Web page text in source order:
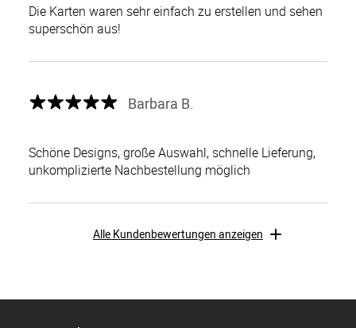
Die Karten waren sehr einfach zu erstellen und sehen
superschön aus!
Barbara B.
Schöne Designs, große Auswahl, schnelle Lieferung,
unkomplizierte Nachbestellung möglich
Alle Kundenbewertungen anzeigen